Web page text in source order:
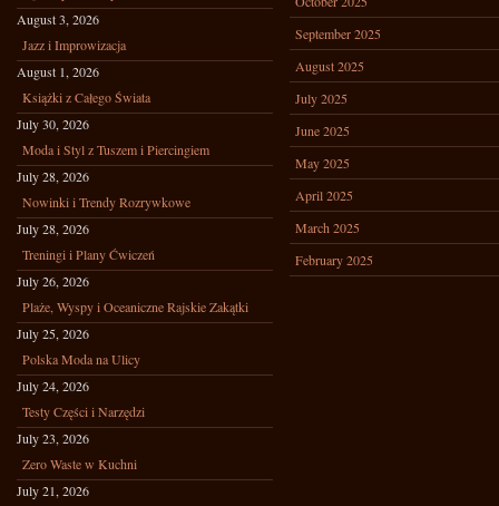
August 3, 2026
Jazz i Improwizacja
August 1, 2026
Książki z Całego Świata
July 30, 2026
Moda i Styl z Tuszem i Piercingiem
July 28, 2026
Nowinki i Trendy Rozrywkowe
July 28, 2026
Treningi i Plany Ćwiczeń
July 26, 2026
Plaże, Wyspy i Oceaniczne Rajskie Zakątki
July 25, 2026
Polska Moda na Ulicy
July 24, 2026
Testy Części i Narzędzi
July 23, 2026
Zero Waste w Kuchni
July 21, 2026
September 2025
August 2025
July 2025
June 2025
May 2025
April 2025
March 2025
February 2025